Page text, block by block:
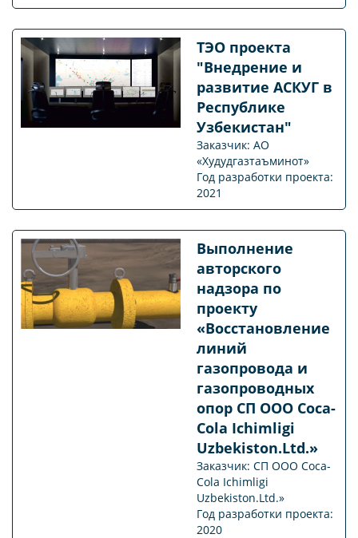
ТЭО проекта
"Внедрение и
развитие АСКУГ в
Республике
Узбекистан"
Заказчик: АО
«Худудгазтаъминот»
Год разработки проекта:
2021
Выполнение
авторского
надзора по
проекту
«Восстановление
линий
газопровода и
газопроводных
опор СП ООО Coca-
Cola Ichimligi
Uzbekiston.Ltd.»
Заказчик: СП ООО Coca-
Cola Ichimligi
Uzbekiston.Ltd.»
Год разработки проекта:
2020